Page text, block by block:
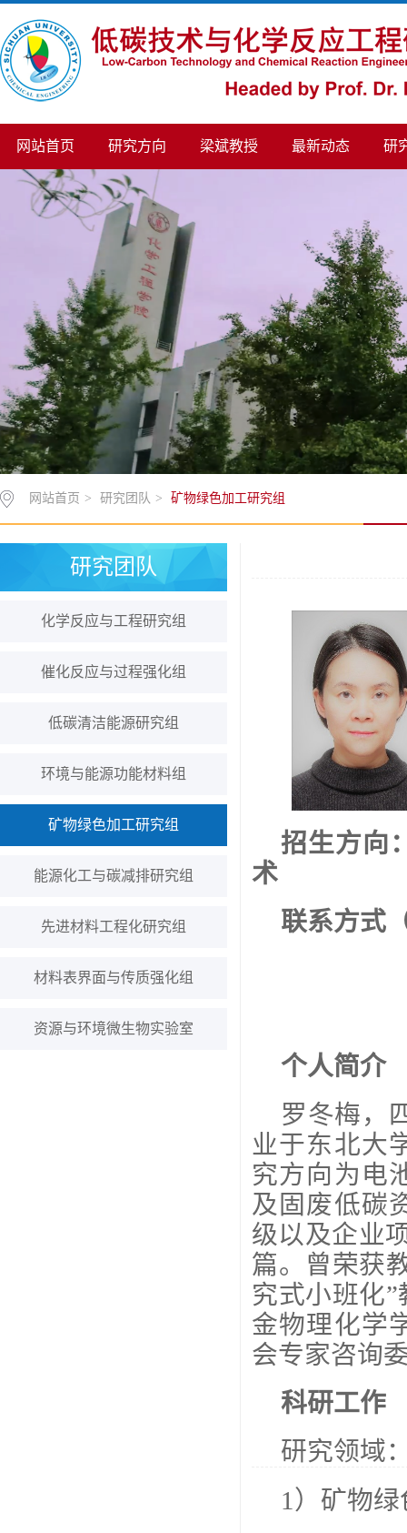
网站首页 研究方向 梁斌教授 最新动态 研
网站首页 > 研究团队 > 矿物绿色加工研究组
研究团队
化学反应与工程研究组
催化反应与过程强化组
低碳清洁能源研究组
环境与能源功能材料组
矿物绿色加工研究组
能源化工与碳减排研究组
先进材料工程化研究组
材料表界面与传质强化组
资源与环境微生物实验室
招生方向
术
联系方式
个人简介
罗冬梅，
业于东北大
究方向为电
及固废低碳
级以及企业
篇。曾荣获
究式小班化
金物理化学
会专家咨询
科研工作
研究领域
1）矿物